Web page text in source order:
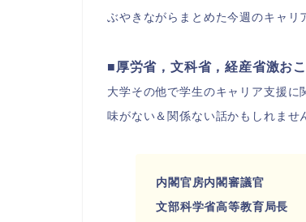
ぶやきながら まとめた今週のキャリ
■厚労省，文科省，経産省激おこ
大学その他で学生のキャリア支援
味がない＆関係ない話かもしれま
内閣官房内閣審議官
文部科学省高等教育局長